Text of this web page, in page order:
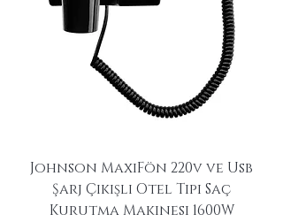
Johnson MaxiFön 220v ve Usb
Şarj Çıkışlı Otel Tipi Saç
Kurutma Makinesi 1600W